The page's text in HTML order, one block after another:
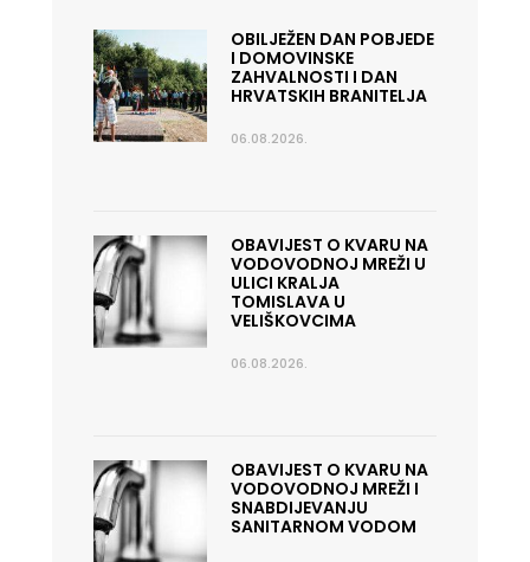
OBILJEŽEN DAN POBJEDE
I DOMOVINSKE
ZAHVALNOSTI I DAN
HRVATSKIH BRANITELJA
06.08.2026.
OBAVIJEST O KVARU NA
VODOVODNOJ MREŽI U
ULICI KRALJA
TOMISLAVA U
VELIŠKOVCIMA
06.08.2026.
OBAVIJEST O KVARU NA
VODOVODNOJ MREŽI I
SNABDIJEVANJU
SANITARNOM VODOM